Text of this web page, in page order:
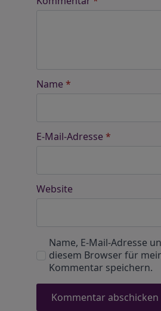
Name *
E-Mail-Adresse *
Website
Name, E-Mail-Adresse
diesem Browser für
Kommentar speichern.